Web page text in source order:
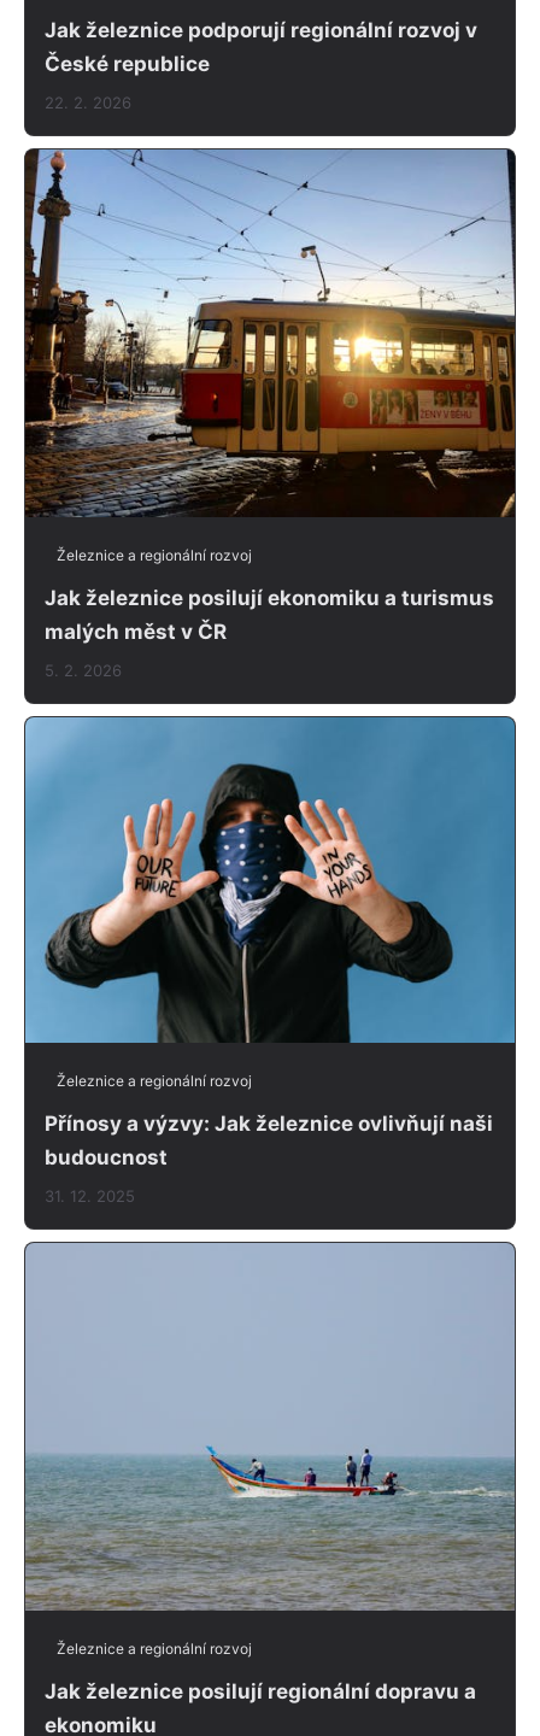
Jak železnice podporují regionální rozvoj v
České republice
22. 2. 2026
Železnice a regionální rozvoj
Jak železnice posilují ekonomiku a turismus
malých měst v ČR
5. 2. 2026
Železnice a regionální rozvoj
Přínosy a výzvy: Jak železnice ovlivňují naši
budoucnost
31. 12. 2025
Železnice a regionální rozvoj
Jak železnice posilují regionální dopravu a
ekonomiku